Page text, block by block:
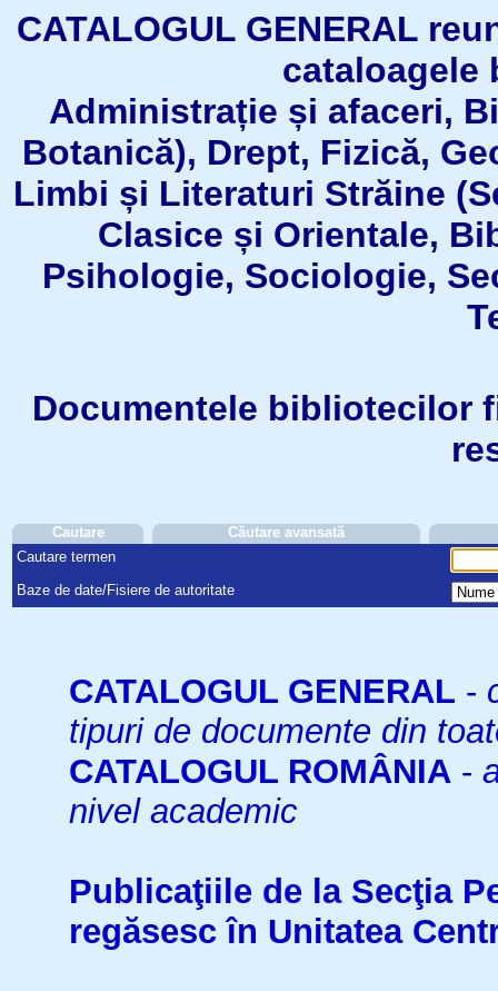
CATALOGUL GENERAL
Administrație și afaceri,
Botanică), Drept, Fizică,
Limbi și Literaturi Străine
Clasice și Orientale,
Psihologie, Sociologie,
Documentele bibliotecilor
Cautare
Căutare avansată
Cautare termen
Baze de date/Fisiere de autoritate
CATALOGUL GENERAL -
tipuri de documente din
CATALOGUL ROMÂNIA -
nivel academic
Publicaţiile de la Secţia
regăsesc în Unitatea